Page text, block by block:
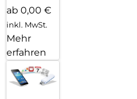
ab 0,00 €
inkl. MwSt.
Mehr
erfahren